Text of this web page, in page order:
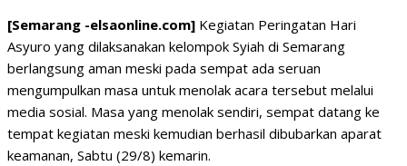
[Semarang -elsaonline.com] Kegiatan Peringatan Hari
Asyuro yang dilaksanakan kelompok Syiah di Semarang
berlangsung aman meski pada sempat ada seruan
mengumpulkan masa untuk menolak acara tersebut melalui
media sosial. Masa yang menolak sendiri, sempat datang ke
tempat kegiatan meski kemudian berhasil dibubarkan aparat
keamanan, Sabtu (29/8) kemarin.